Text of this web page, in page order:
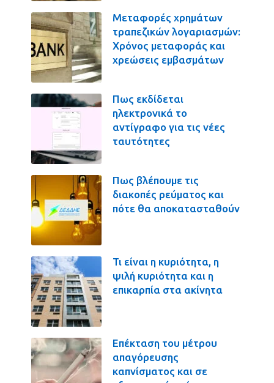
Μεταφορές χρημάτων
τραπεζικών λογαριασμών:
Χρόνος μεταφοράς και
χρεώσεις εμβασμάτων
Πως εκδίδεται
ηλεκτρονικά το
αντίγραφο για τις νέες
ταυτότητες
Πως βλέπουμε τις
διακοπές ρεύματος και
πότε θα αποκατασταθούν
Τι είναι η κυριότητα, η
ψιλή κυριότητα και η
επικαρπία στα ακίνητα
Επέκταση του μέτρου
απαγόρευσης
καπνίσματος και σε